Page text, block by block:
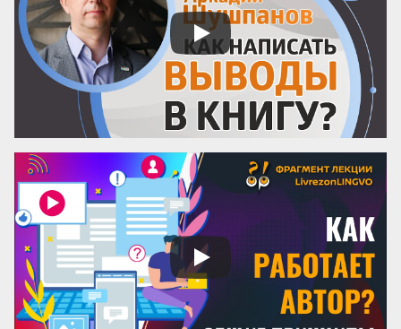
джинна в деревне? Никто вам ничего
вразумительного не скажет. Но если
поставить вопрос иначе: какая книга
более знаменита: «‎Мастер и Маргарита»
или «...